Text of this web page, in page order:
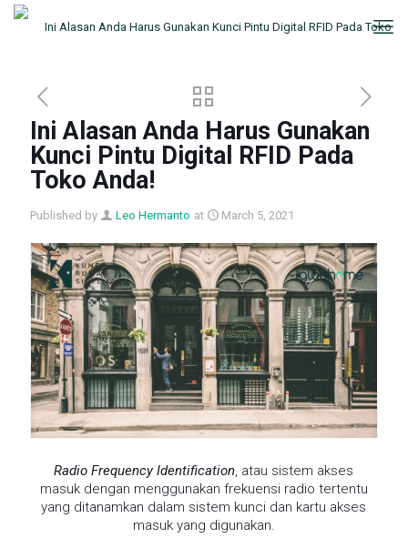
Ini Alasan Anda Harus Gunakan
Kunci Pintu Digital RFID Pada
Toko Anda!
Published by Leo Hermanto at March 5, 2021
Radio Frequency Identification, atau sistem akses
masuk dengan menggunakan frekuensi radio tertentu
yang ditanamkan dalam sistem kunci dan kartu akses
masuk yang digunakan.